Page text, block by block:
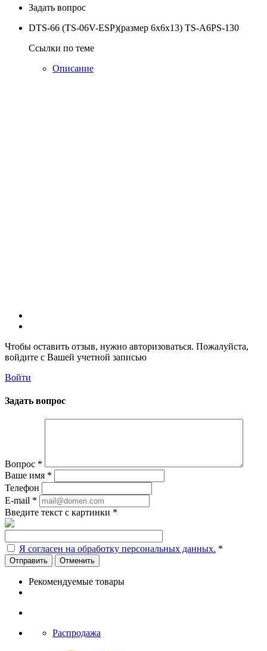
Задать вопрос
DTS-66 (TS-06V-ESP)(размер 6х6x13) TS-A6PS-130
Ссылки по теме
Описание
Чтобы оставить отзыв, нужно авторизоваться. Пожалуйста,
войдите с Вашей учетной записью
Войти
Задать вопрос
Вопрос *
Ваше имя *
Телефон
E-mail *
Введите текст с картинки *
Я согласен на обработку персональных данных. *
Отменить
Рекомендуемые товары
Распродажа